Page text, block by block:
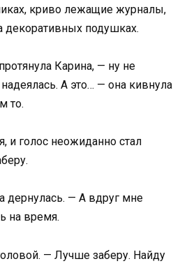
криво лежащие журналы,
декоративных подушках.
Карина, — ну не
А это… — она кивнула
то.
и голос неожиданно стал
— А вдруг мне
на время.
— Лучше заберу. Найду